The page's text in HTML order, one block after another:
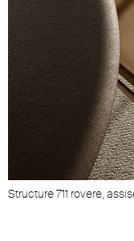
Structure 711 rovere,